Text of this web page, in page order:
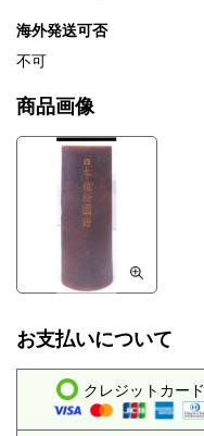
海外発送可否
不可
商品画像
お支払いについて
クレジットカード